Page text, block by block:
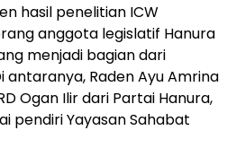
hasil penelitian ICW
anggota legislatif Hanura
menjadi bagian dari
antaranya, Raden Ayu Amrina
Ogan Ilir dari Partai Hanura,
pendiri Yayasan Sahabat